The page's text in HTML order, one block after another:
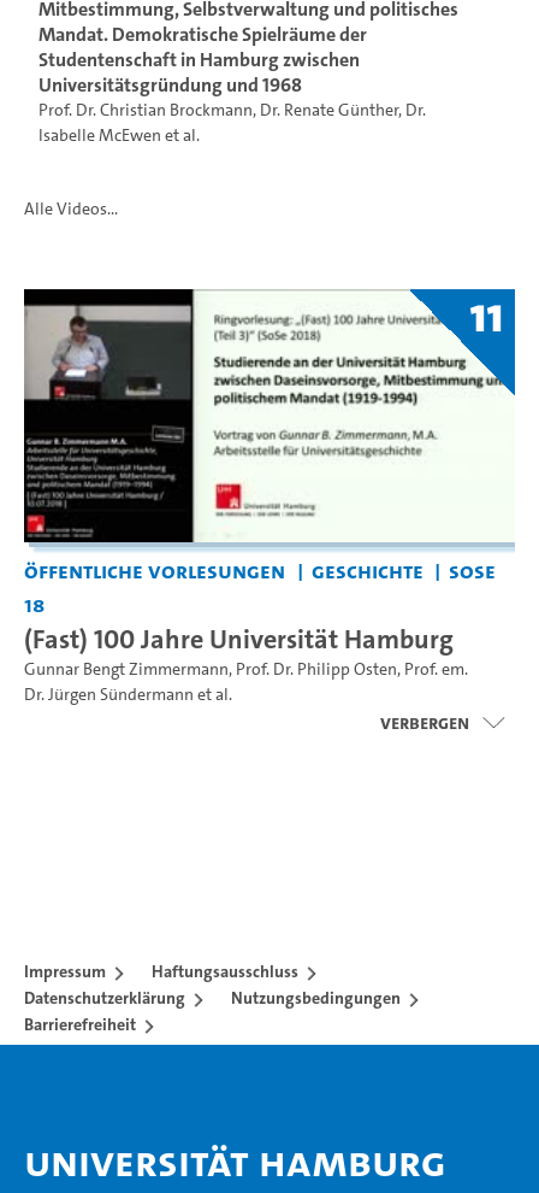
Mitbestimmung, Selbstverwaltung und politisches
Mandat. Demokratische Spielräume der
Studentenschaft in Hamburg zwischen
Universitätsgründung und 1968
Prof. Dr. Christian Brockmann, Dr. Renate Günther, Dr.
Isabelle McEwen et al.
Alle Videos...
11
Öffentliche Vorlesungen Geschichte
SoSe
18
(Fast) 100 Jahre Universität Hamburg
Gunnar Bengt Zimmermann, Prof. Dr. Philipp Osten, Prof. em.
Dr. Jürgen Sündermann et al.
Verbergen
Impressum
Haftungsausschluss
Datenschutzerklärung
Nutzungsbedingungen
Barrierefreiheit
Universität Hamburg